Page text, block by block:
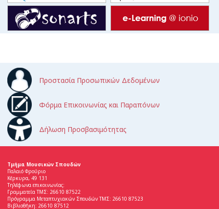
Προστασία Προσωπικών Δεδομένων
Φόρμα Επικοινωνίας και Παραπόνων
Δήλωση Προσβασιμότητας
Τμήμα Μουσικών Σπουδών
Παλαιό Φρούριο
Κέρκυρα, 49 131
Τηλέφωνα επικοινωνίας:
Γραμματεία ΤΜΣ: 26610 87522
Πρόγραμμα Μεταπτυχιακών Σπουδών ΤΜΣ: 26610 87523
Βιβλιοθήκη: 26610 87512